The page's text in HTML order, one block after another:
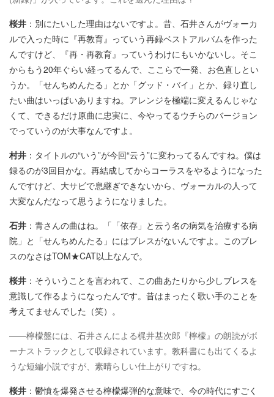
桜井 ：別にたいした理由はないですよ。昔、石井さんがヴォーカ
ルで入った時に『再教育』っていう再録ベストアルバムを作った
んですけど、『再・再教育』っていうわけにもいかないし。そこ
からもう20年ぐらい経ってるんで、ここらで一発、お色直しとい
うか。「せんちめんたる」とか「グッド・バイ」とか、録り直し
たい曲はいっぱいありますね。アレンジを極端に変えるんじゃな
くて、できるだけ原曲に忠実に、今やってるウチらのバージョン
でっていうのが大事なんですよ。
村井 ：タイトルの“いう”が今回“云う”に変わってるんですね。僕は
録るのが3回目かな。再結成してからコーラスをやるようになった
んですけど、大サビで息継ぎできないから、ヴォーカルの人って
大変なんだなって思うようになりました。
石井 ：青さんの曲はね。「「依存」と云う名の病気を治療する病
院」と「せんちめんたる」にはブレスがないんですよ。このブレ
スのなさはTOM★CAT以上なんで。
桜井 ：そういうことを言われて、この曲あたりから少しブレスを
意識して作るようになったんです。昔はまったく歌い手のことを
考えてませんでした（笑）。
――檸檬盤には、石井さんによる梶井基次郎『檸檬』の朗読がボ
ーナストラックとして収録されています。教科書にも出てくるよ
うな短編小説ですが、素晴らしい仕上がりですね。
桜井 ：鬱憤を爆発させる檸檬爆弾的な意味で、今の時代にすごく